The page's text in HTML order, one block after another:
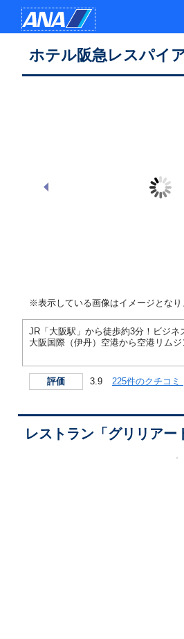
ホテル阪急レスパイ
※表示している画像はイメージとなり
JR「大阪駅」から徒歩約3分！ビジネ
大阪国際（伊丹）空港から空港リム
評価 3.9 225件のクチコミ
レストラン「グリリアー